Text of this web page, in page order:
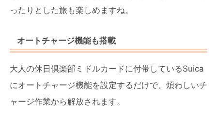
ったりとした旅も楽しめますね。
オートチャージ機能も搭載
大人の休日倶楽部ミドルカードに付帯しているSuica
にオートチャージ機能を設定するだけで、煩わしいチ
ャージ作業から解放されます。